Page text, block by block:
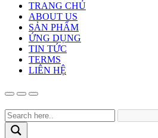
TRANG CHỦ
ABOUT US
SẢN PHẨM
ỨNG DỤNG
TIN TỨC
TERMS
LIÊN HỆ